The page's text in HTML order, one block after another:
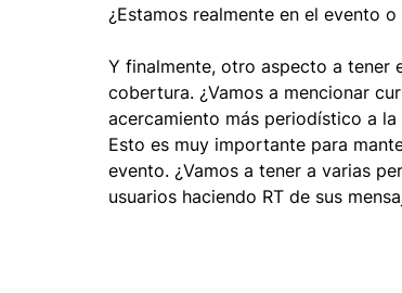
¿Estamos realmente en el evento
Y finalmente, otro aspecto a tener
cobertura. ¿Vamos a mencionar
acercamiento más periodístico a
Esto es muy importante para
evento. ¿Vamos a tener a varias
usuarios haciendo RT de sus